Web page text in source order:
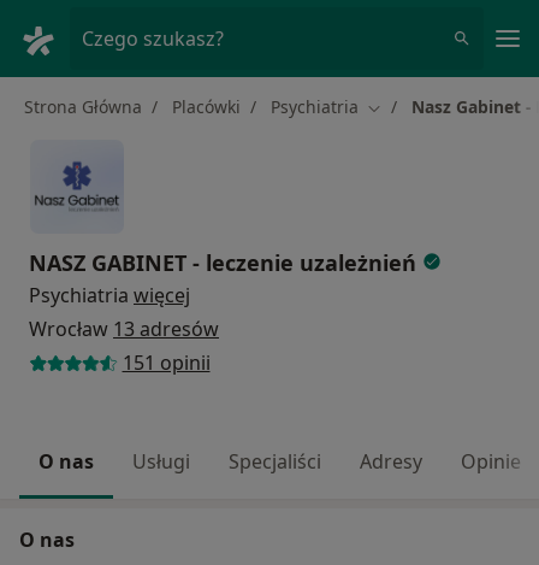
Czego szukasz?
Strona Główna Placówki Psychiatria Zmień miasto
Nasz Gabinet -
NASZ GABINET - leczenie uzależnień
Psychiatria więcej
Wrocław 13 adresów
151 opinii
O nas Usługi Specjaliści Adresy Opinie
O nas